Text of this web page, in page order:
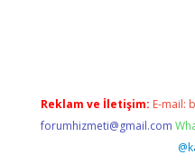
Reklam ve İletişim: E-mail:
forumhizmeti@gmail.com